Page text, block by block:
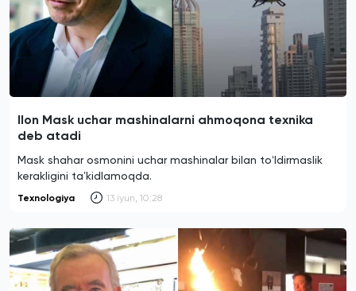
Ilon Mask uchar mashinalarni ahmoqona texnika
deb atadi
Mask shahar osmonini uchar mashinalar bilan toʻldirmaslik
kerakligini taʼkidlamoqda.
Texnologiya 13 iyun, 10:28